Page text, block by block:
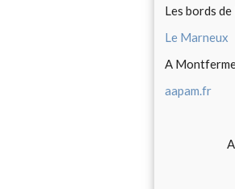
Les bords
Le Marneux
A
aapam.fr